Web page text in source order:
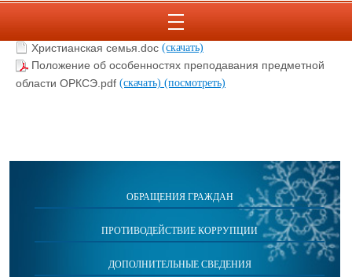
Анкета по ОРКиСЭ для учеников.doc
(скачать)
Христианская семья.doc (скачать)
Положение об особенностях преподавания предметной
области ОРКСЭ.pdf (скачать) (посмотреть)
ОБРАЩЕНИЯ ГРАЖДАН
ПРОТИВОДЕЙСТВИЕ КОРРУПЦИИ
ДОПОЛНИТЕЛЬНЫЕ СВЕДЕНИЯ